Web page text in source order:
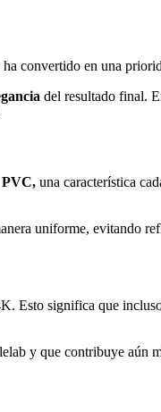
convertido en una
del resultado final.
PVC, una característica
uniforme, evitando
Esto significa que
y que contribuye aún